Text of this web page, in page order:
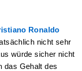
Ronaldo
nicht sehr
würde sicher nicht
das Gehalt des